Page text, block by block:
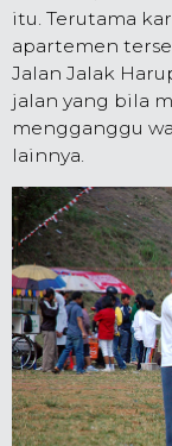
itu. Terutama
apartemen
Jalan Jalak
jalan yang bila
mengganggu
lainnya.